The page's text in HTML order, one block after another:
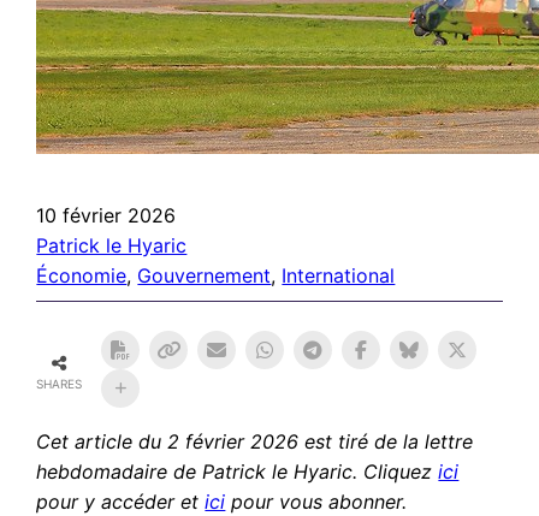
10 février 2026
Patrick le Hyaric
Économie, Gouvernement, International
SHARES
Cet article du 2 février 2026 est tiré de la lettre
hebdomadaire de Patrick le Hyaric. Cliquezici
pour y accéder etici pour vous abonner.